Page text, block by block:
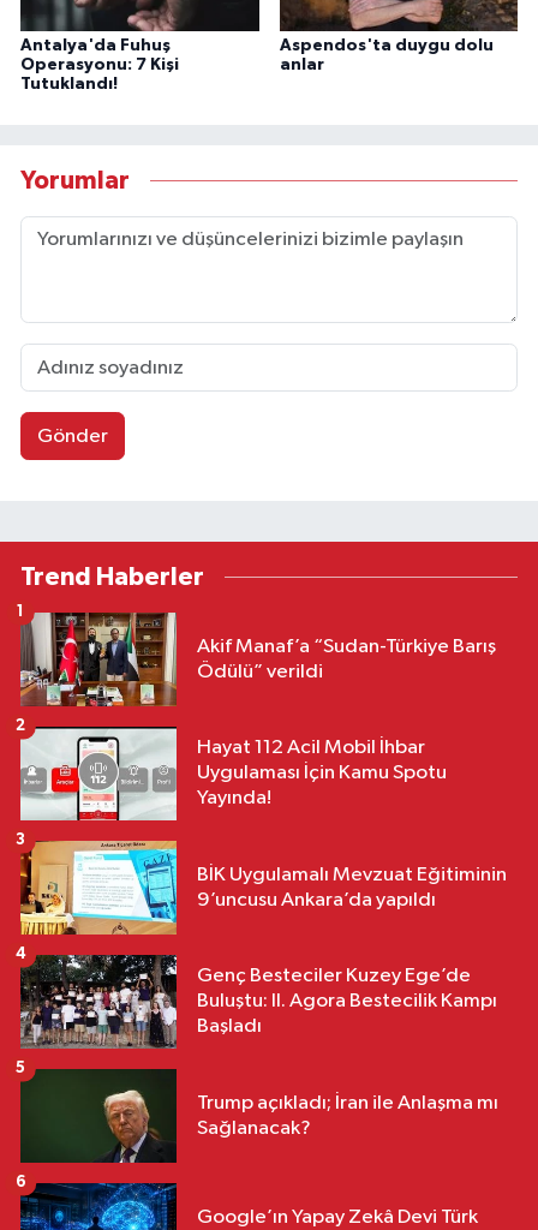
Antalya'da Fuhuş
Operasyonu: 7 Kişi
Tutuklandı!
Aspendos'ta duygu dolu
anlar
Yorumlar
Gönder
Trend Haberler
Akif Manaf’a “Sudan-Türkiye Barış
Ödülü” verildi
1
Hayat 112 Acil Mobil İhbar
Uygulaması İçin Kamu Spotu
Yayında!
2
BİK Uygulamalı Mevzuat Eğitiminin
9’uncusu Ankara’da yapıldı
3
Genç Besteciler Kuzey Ege’de
Buluştu: II. Agora Bestecilik Kampı
Başladı
4
Trump açıkladı; İran ile Anlaşma mı
Sağlanacak?
5
Google’ın Yapay Zekâ Devi Türk
6